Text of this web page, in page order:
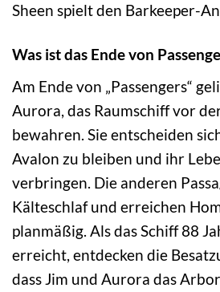
Sheen spielt den Barkeeper-
Was ist das Ende von
Am Ende von „Passengers“
Aurora, das Raumschiff vor
bewahren. Sie entscheiden
Avalon zu bleiben und ihr
verbringen. Die anderen
Kälteschlaf und erreichen
planmäßig. Als das Schiff 88
erreicht, entdecken die
dass Jim und Aurora das